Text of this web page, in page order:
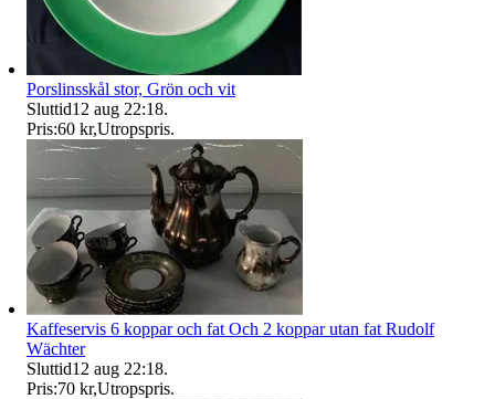
Porslinsskål stor, Grön och vit
Sluttid12 aug 22:18.
Pris:60 kr,Utropspris.
Kaffeservis 6 koppar och fat Och 2 koppar utan fat Rudolf
Wächter
Sluttid12 aug 22:18.
Pris:70 kr,Utropspris.